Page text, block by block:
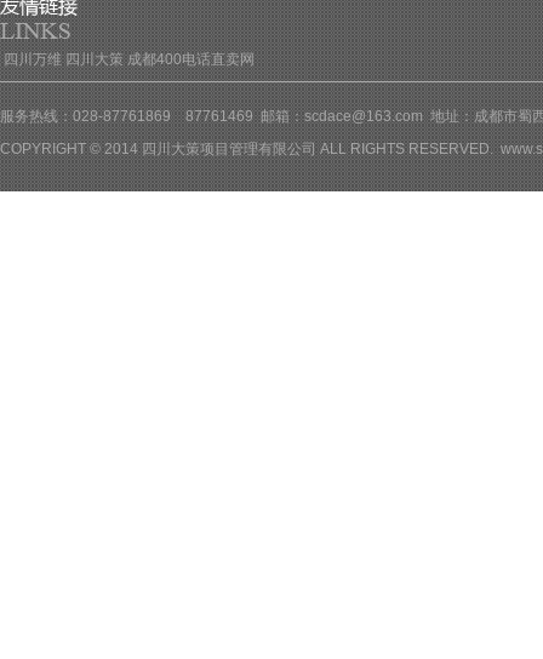
四川万维 四川大策 成都400电话直卖网
服务热线：028-87761869 87761469 邮箱：scdace@163.com 地址：成都市蜀
COPYRIGHT © 2014 四川大策项目管理有限公司 ALL RIGHTS RESERVED.